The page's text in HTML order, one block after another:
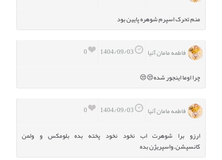
منم تحرک اسپرم شوهره پایین بود
0
فاطمه مامان آنیا
چرا اوما اینجور شده😒😒
0
فاطمه مامان آنیا
ارزو برا شوهرت اب نخود نخود پخته بده بلومکس و ولمن
کانسپشن.واسپریژن بده